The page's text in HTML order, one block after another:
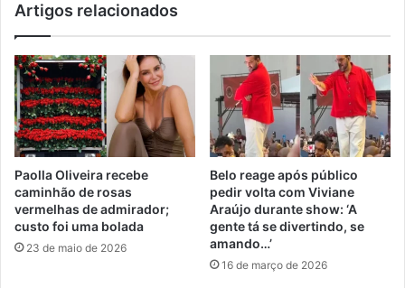
Artigos relacionados
Paolla Oliveira recebe
caminhão de rosas
vermelhas de admirador;
custo foi uma bolada
23 de maio de 2026
Belo reage após público
pedir volta com Viviane
Araújo durante show: ‘A
gente tá se divertindo, se
amando…’
16 de março de 2026